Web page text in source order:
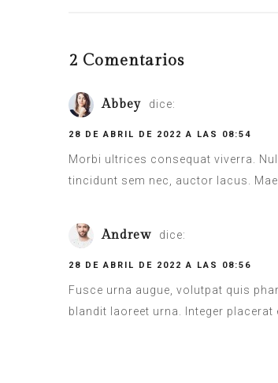
2 Comentarios
Abbey dice:
28 DE ABRIL DE 2022 A LAS 08:54
Morbi ultrices consequat viverra.
tincidunt sem nec, auctor lacus.
Andrew dice:
28 DE ABRIL DE 2022 A LAS 08:56
Fusce urna augue, volutpat quis
blandit laoreet urna. Integer